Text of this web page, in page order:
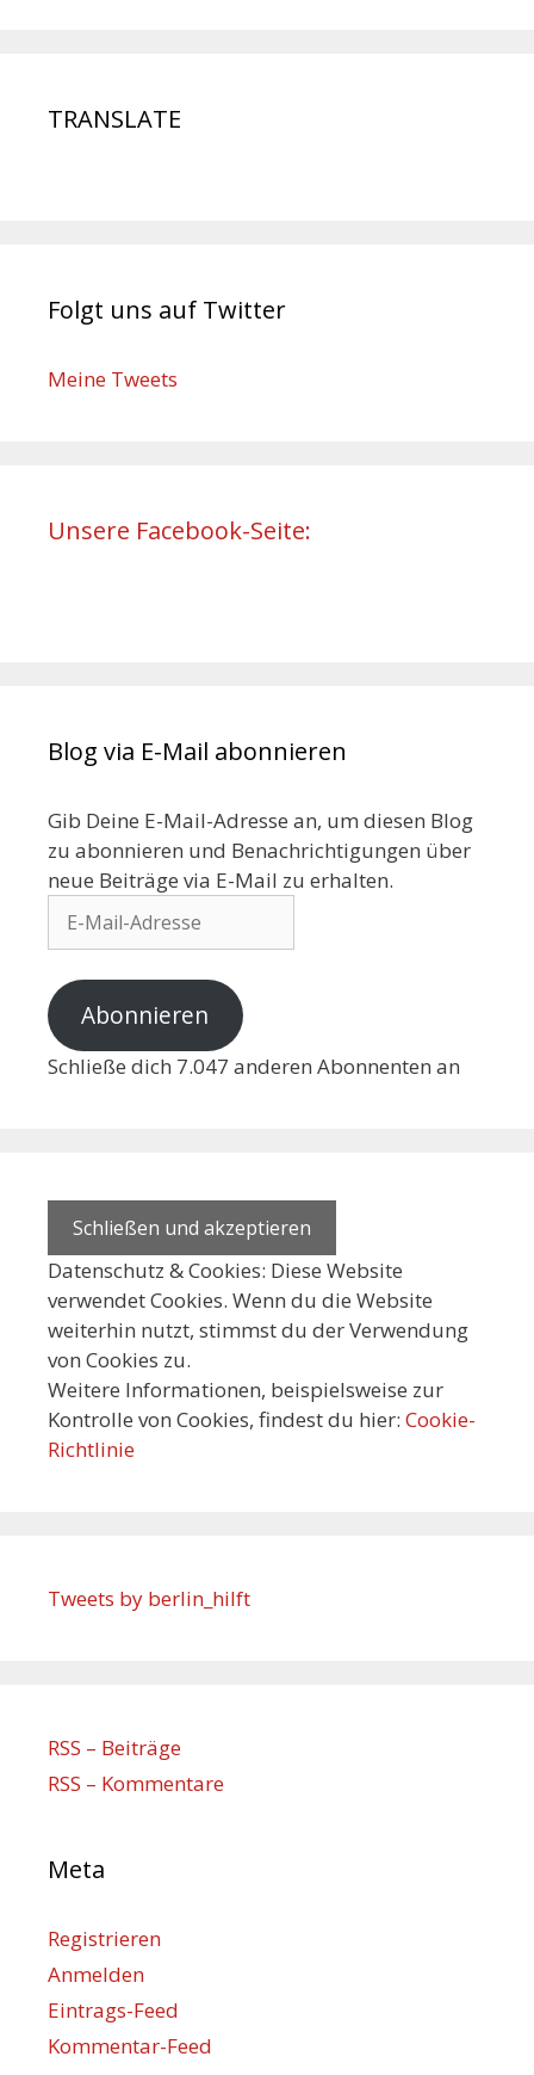
TRANSLATE
Folgt uns auf Twitter
Meine Tweets
Unsere Facebook-Seite:
Blog via E-Mail abonnieren
Gib Deine E-Mail-Adresse an, um diesen Blog
zu abonnieren und Benachrichtigungen über
neue Beiträge via E-Mail zu erhalten.
Abonnieren
Schließe dich 7.047 anderen Abonnenten an
Datenschutz & Cookies: Diese Website
verwendet Cookies. Wenn du die Website
weiterhin nutzt, stimmst du der Verwendung
von Cookies zu.
Weitere Informationen, beispielsweise zur
Kontrolle von Cookies, findest du hier: Cookie-
Richtlinie
Tweets by berlin_hilft
RSS – Beiträge
RSS – Kommentare
Meta
Registrieren
Anmelden
Eintrags-Feed
Kommentar-Feed